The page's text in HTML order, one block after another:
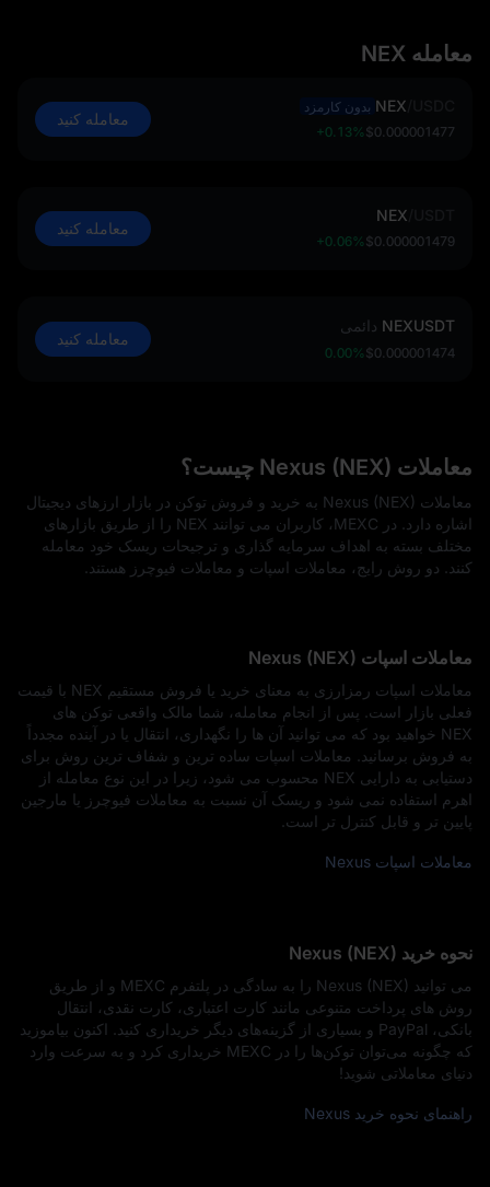
معامله NEX
NEX بدون کارمزد
$0.000001477
+0.13%
معامله کنید
NEX
$0.000001479
+0.06%
معامله کنید
NEXUSDT دائمی
$0.000001474
0.00%
معامله کنید
معاملات Nexus (NEX) چیست؟
معاملات Nexus (NEX) به خرید و فروش توکن در بازار ارزهای دیجیتال
اشاره دارد. در MEXC، کاربران می‌ توانند NEX را از طریق بازارهای
مختلف بسته به اهداف سرمایه‌ گذاری و ترجیحات ریسک خود معامله
کنند. دو روش رایج، معاملات اسپات و معاملات فیوچرز هستند.
معاملات اسپات Nexus (NEX)
معاملات اسپات رمزارزی به معنای خرید یا فروش مستقیم NEX با قیمت
فعلی بازار است. پس از انجام معامله، شما مالک واقعی توکن‌ های
NEX خواهید بود که می‌ توانید آن‌ ها را نگهداری، انتقال یا در آینده مجدداً
به فروش برسانید. معاملات اسپات ساده‌ ترین و شفاف‌ ترین روش برای
دستیابی به دارایی NEX محسوب می‌ شود، زیرا در این نوع معامله از
اهرم استفاده نمی‌ شود و ریسک آن نسبت به معاملات فیوچرز یا مارجین
پایین‌ تر و قابل‌ کنترل‌ تر است.
معاملات اسپات Nexus
نحوه خرید Nexus (NEX)
می‌ توانید Nexus (NEX) را به‌ سادگی در پلتفرم MEXC و از طریق
روش‌ های پرداخت متنوعی مانند کارت اعتباری، کارت نقدی، انتقال
بانکی، PayPal و بسیاری از گزینه‌های دیگر خریداری کنید. اکنون بیاموزید
که چگونه می‌توان توکن‌ها را در MEXC خریداری کرد و به‌ سرعت وارد
دنیای معاملاتی شوید!
راهنمای نحوه خرید Nexus